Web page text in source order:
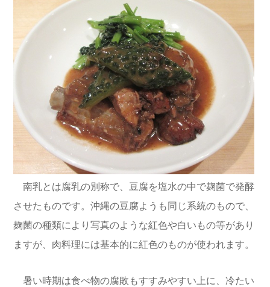
南乳とは腐乳の別称で、豆腐を塩水の中で麹菌で発酵
させたものです。沖縄の豆腐ようも同じ系統のもので、
麹菌の種類により写真のような紅色や白いもの等があり
ますが、肉料理には基本的に紅色のものが使われます。
暑い時期は食べ物の腐敗もすすみやすい上に、冷たい